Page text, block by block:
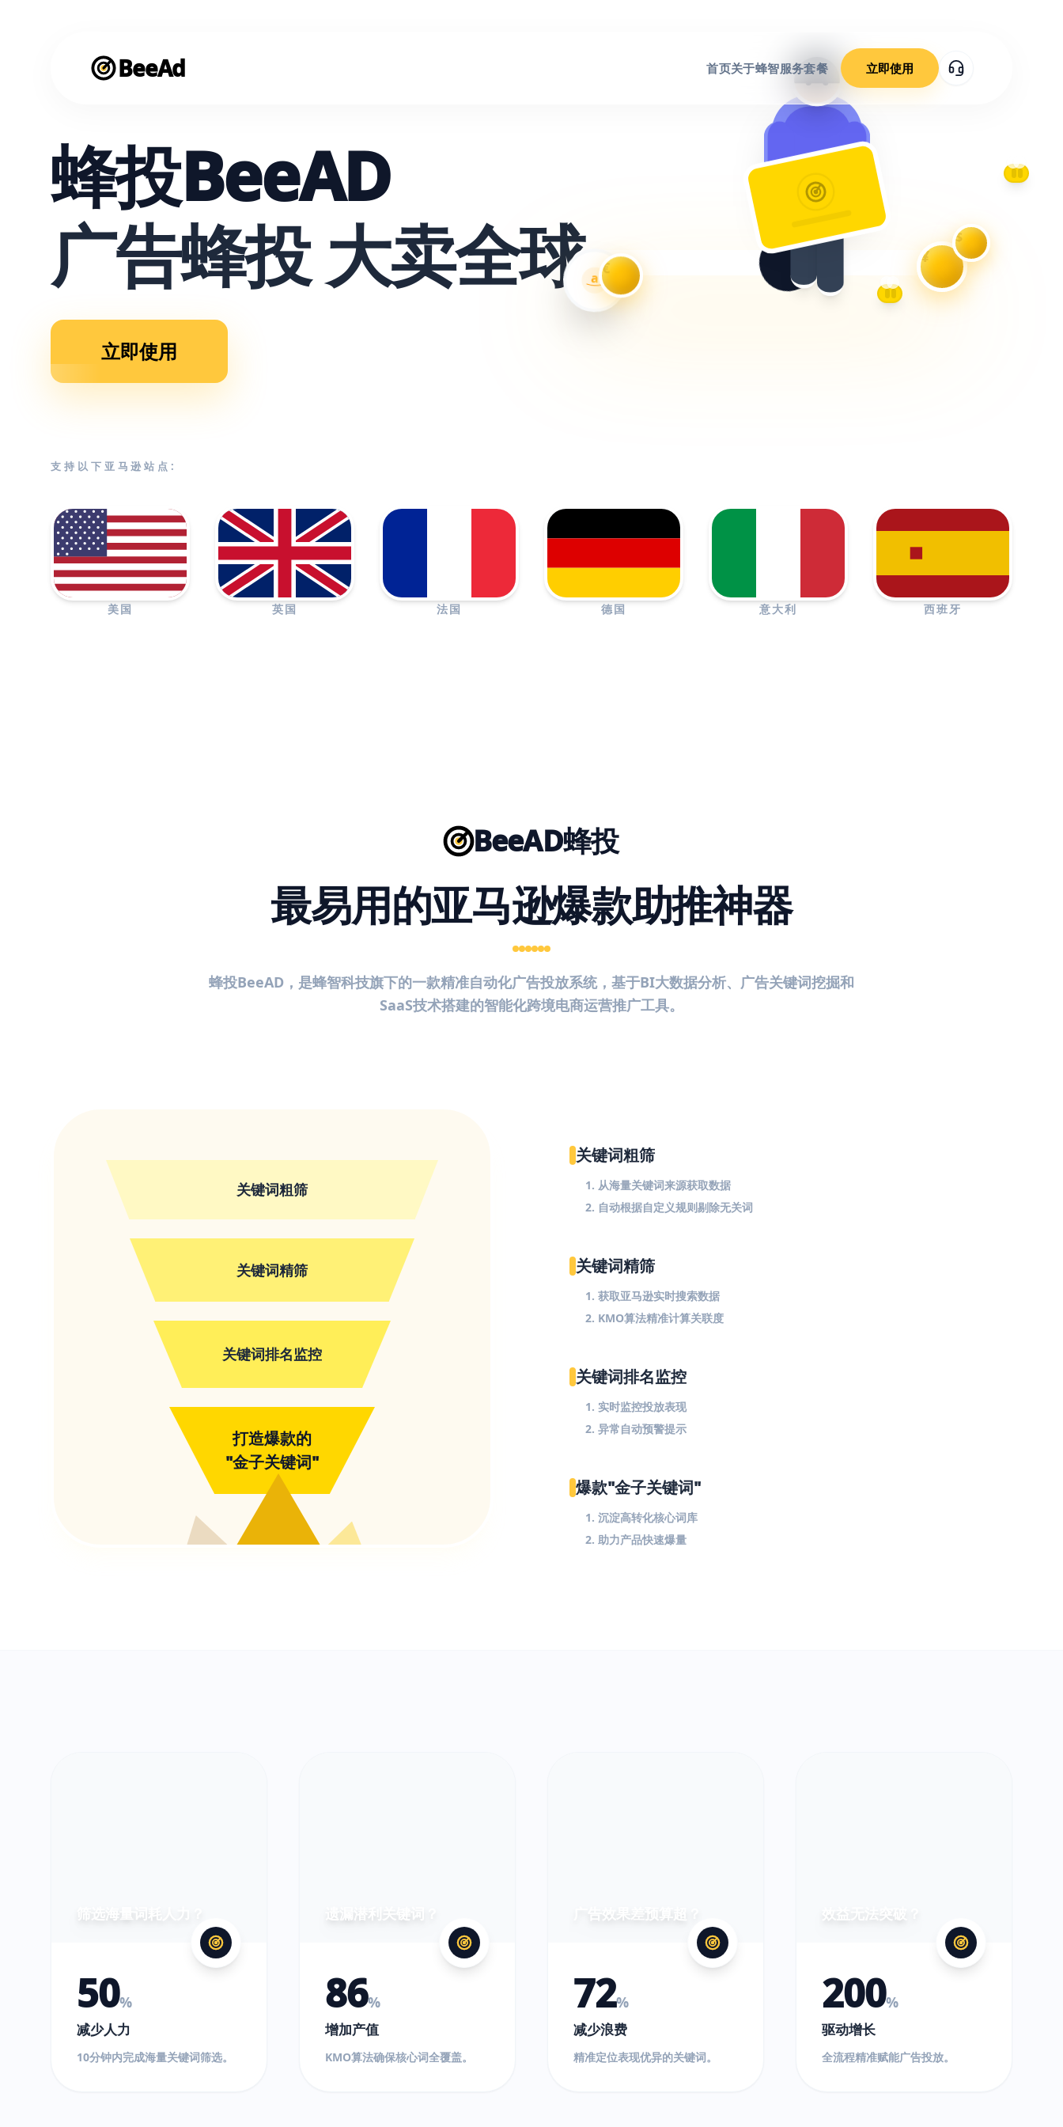
BeeAd 首页关于蜂智服务套餐 立即使用
蜂投BeeAD
广告蜂投 大卖全球
立即使用
a
¥
$
€
支持以下亚马逊站点:
美国 英国 法国 德国 意大利 西班牙
BeeAD蜂投
最易用的亚马逊爆款助推神器
蜂投BeeAD，是蜂智科技旗下的一款精准自动化广告投放系统，基于BI大数据分析、广告关键词挖掘和
SaaS技术搭建的智能化跨境电商运营推广工具。
关键词粗筛
关键词精筛
关键词排名监控
打造爆款的
"金子关键词"
关键词粗筛
1. 从海量关键词来源获取数据
2. 自动根据自定义规则剔除无关词
关键词精筛
1. 获取亚马逊实时搜索数据
2. KMO算法精准计算关联度
关键词排名监控
1. 实时监控投放表现
2. 异常自动预警提示
爆款"金子关键词"
1. 沉淀高转化核心词库
2. 助力产品快速爆量
筛选海量词耗人力？
50%
减少人力
10分钟内完成海量关键词筛选。
遗漏潜利关键词？
86%
增加产值
KMO算法确保核心词全覆盖。
广告效果差预算超？
72%
减少浪费
精准定位表现优异的关键词。
效益无法突破？
200%
驱动增长
全流程精准赋能广告投放。